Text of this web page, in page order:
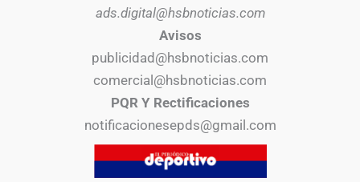
ads.digital@hsbnoticias.com
Avisos
publicidad@hsbnoticias.com
comercial@hsbnoticias.com
PQR Y Rectificaciones
notificacionesepds@gmail.com